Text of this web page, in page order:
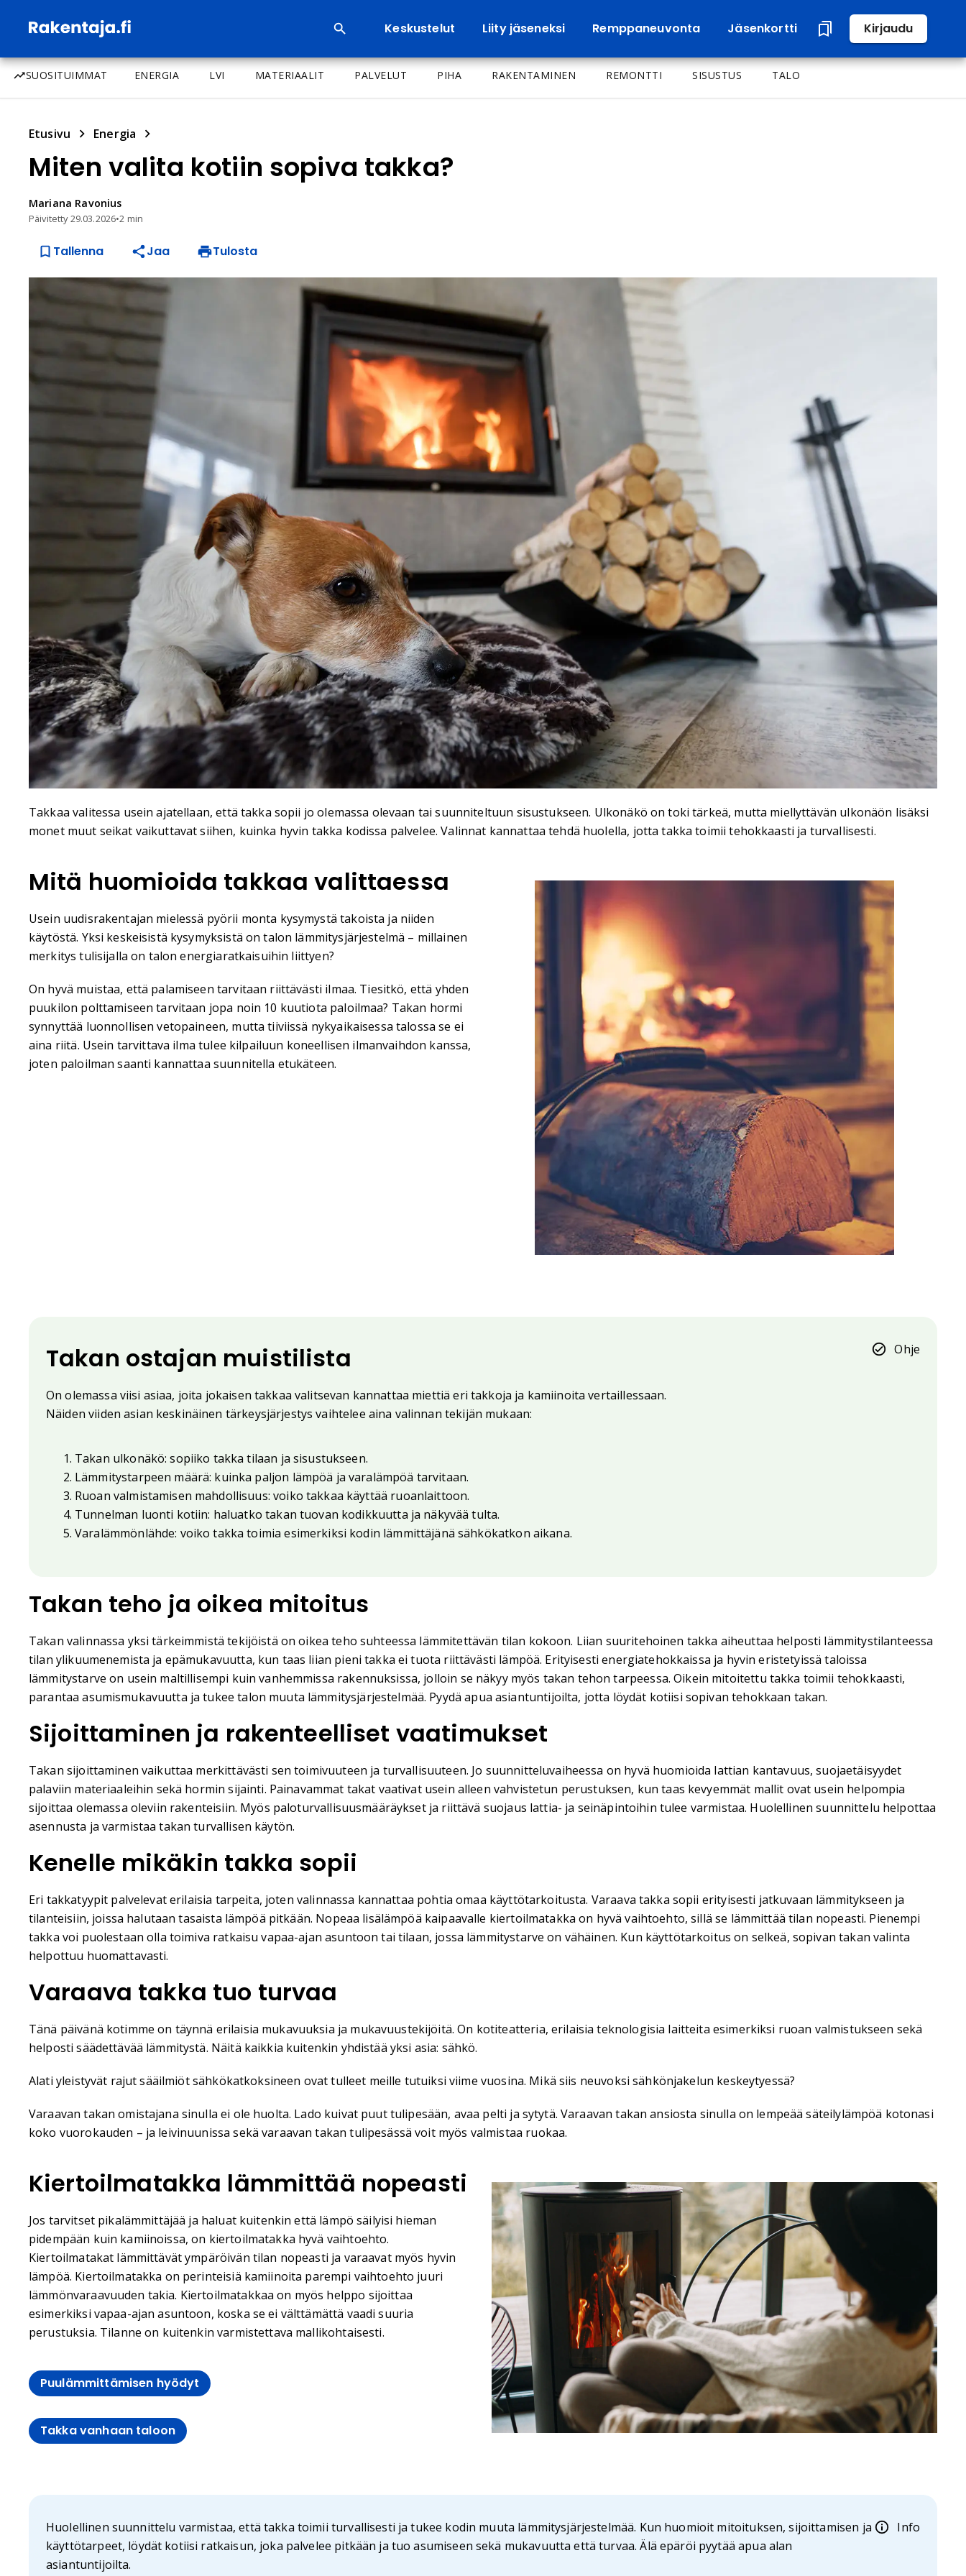
Keskustelut Liity jäseneksi Remppaneuvonta Jäsenkortti Kirjaudu
SUOSITUIMMAT ENERGIA LVI MATERIAALIT PALVELUT PIHA RAKENTAMINEN REMONTTI SISUSTUS TALO
Etusivu Energia
Miten valita kotiin sopiva takka?
Mariana Ravonius
Päivitetty29.03.2026•2 min
Tallenna Jaa Tulosta
Takkaa valitessa usein ajatellaan, että takka sopii jo olemassa olevaan tai suunniteltuun sisustukseen. Ulkonäkö on toki tärkeä, mutta miellyttävän ulkonäön lisäksi
monet muut seikat vaikuttavat siihen, kuinka hyvin takka kodissa palvelee. Valinnat kannattaa tehdä huolella, jotta takka toimii tehokkaasti ja turvallisesti.
Mitä huomioida takkaa valittaessa
Usein uudisrakentajan mielessä pyörii monta kysymystä takoista ja niiden
käytöstä. Yksi keskeisistä kysymyksistä on talon lämmitysjärjestelmä – millainen
merkitys tulisijalla on talon energiaratkaisuihin liittyen?
On hyvä muistaa, että palamiseen tarvitaan riittävästi ilmaa. Tiesitkö, että yhden
puukilon polttamiseen tarvitaan jopa noin 10 kuutiota paloilmaa? Takan hormi
synnyttää luonnollisen vetopaineen, mutta tiiviissä nykyaikaisessa talossa se ei
aina riitä. Usein tarvittava ilma tulee kilpailuun koneellisen ilmanvaihdon kanssa,
joten paloilman saanti kannattaa suunnitella etukäteen.
Ohje
Takan ostajan muistilista
On olemassa viisi asiaa, joita jokaisen takkaa valitsevan kannattaa miettiä eri takkoja ja kamiinoita vertaillessaan.
Näiden viiden asian keskinäinen tärkeysjärjestys vaihtelee aina valinnan tekijän mukaan:
Takan ulkonäkö: sopiiko takka tilaan ja sisustukseen.
Lämmitystarpeen määrä: kuinka paljon lämpöä ja varalämpöä tarvitaan.
Ruoan valmistamisen mahdollisuus: voiko takkaa käyttää ruoanlaittoon.
Tunnelman luonti kotiin: haluatko takan tuovan kodikkuutta ja näkyvää tulta.
Varalämmönlähde: voiko takka toimia esimerkiksi kodin lämmittäjänä sähkökatkon aikana.
Takan teho ja oikea mitoitus
Takan valinnassa yksi tärkeimmistä tekijöistä on oikea teho suhteessa lämmitettävän tilan kokoon. Liian suuritehoinen takka aiheuttaa helposti lämmitystilanteessa
tilan ylikuumenemista ja epämukavuutta, kun taas liian pieni takka ei tuota riittävästi lämpöä. Erityisesti energiatehokkaissa ja hyvin eristetyissä taloissa
lämmitystarve on usein maltillisempi kuin vanhemmissa rakennuksissa, jolloin se näkyy myös takan tehon tarpeessa. Oikein mitoitettu takka toimii tehokkaasti,
parantaa asumismukavuutta ja tukee talon muuta lämmitysjärjestelmää. Pyydä apua asiantuntijoilta, jotta löydät kotiisi sopivan tehokkaan takan.
Sijoittaminen ja rakenteelliset vaatimukset
Takan sijoittaminen vaikuttaa merkittävästi sen toimivuuteen ja turvallisuuteen. Jo suunnitteluvaiheessa on hyvä huomioida lattian kantavuus, suojaetäisyydet
palaviin materiaaleihin sekä hormin sijainti. Painavammat takat vaativat usein alleen vahvistetun perustuksen, kun taas kevyemmät mallit ovat usein helpompia
sijoittaa olemassa oleviin rakenteisiin. Myös paloturvallisuusmääräykset ja riittävä suojaus lattia- ja seinäpintoihin tulee varmistaa. Huolellinen suunnittelu helpottaa
asennusta ja varmistaa takan turvallisen käytön.
Kenelle mikäkin takka sopii
Eri takkatyypit palvelevat erilaisia tarpeita, joten valinnassa kannattaa pohtia omaa käyttötarkoitusta. Varaava takka sopii erityisesti jatkuvaan lämmitykseen ja
tilanteisiin, joissa halutaan tasaista lämpöä pitkään. Nopeaa lisälämpöä kaipaavalle kiertoilmatakka on hyvä vaihtoehto, sillä se lämmittää tilan nopeasti. Pienempi
takka voi puolestaan olla toimiva ratkaisu vapaa-ajan asuntoon tai tilaan, jossa lämmitystarve on vähäinen. Kun käyttötarkoitus on selkeä, sopivan takan valinta
helpottuu huomattavasti.
Varaava takka tuo turvaa
Tänä päivänä kotimme on täynnä erilaisia mukavuuksia ja mukavuustekijöitä. On kotiteatteria, erilaisia teknologisia laitteita esimerkiksi ruoan valmistukseen sekä
helposti säädettävää lämmitystä. Näitä kaikkia kuitenkin yhdistää yksi asia: sähkö.
Alati yleistyvät rajut sääilmiöt sähkökatkoksineen ovat tulleet meille tutuiksi viime vuosina. Mikä siis neuvoksi sähkönjakelun keskeytyessä?
Varaavan takan omistajana sinulla ei ole huolta. Lado kuivat puut tulipesään, avaa pelti ja sytytä. Varaavan takan ansiosta sinulla on lempeää säteilylämpöä kotonasi
koko vuorokauden – ja leivinuunissa sekä varaavan takan tulipesässä voit myös valmistaa ruokaa.
Kiertoilmatakka lämmittää nopeasti
Jos tarvitset pikalämmittäjää ja haluat kuitenkin että lämpö säilyisi hieman
pidempään kuin kamiinoissa, on kiertoilmatakka hyvä vaihtoehto.
Kiertoilmatakat lämmittävät ympäröivän tilan nopeasti ja varaavat myös hyvin
lämpöä. Kiertoilmatakka on perinteisiä kamiinoita parempi vaihtoehto juuri
lämmönvaraavuuden takia. Kiertoilmatakkaa on myös helppo sijoittaa
esimerkiksi vapaa-ajan asuntoon, koska se ei välttämättä vaadi suuria
perustuksia. Tilanne on kuitenkin varmistettava mallikohtaisesti.
Puulämmittämisen hyödyt
Takka vanhaan taloon
Info
Huolellinen suunnittelu varmistaa, että takka toimii turvallisesti ja tukee kodin muuta lämmitysjärjestelmää. Kun huomioit mitoituksen, sijoittamisen ja
käyttötarpeet, löydät kotiisi ratkaisun, joka palvelee pitkään ja tuo asumiseen sekä mukavuutta että turvaa. Älä epäröi pyytää apua alan
asiantuntijoilta.